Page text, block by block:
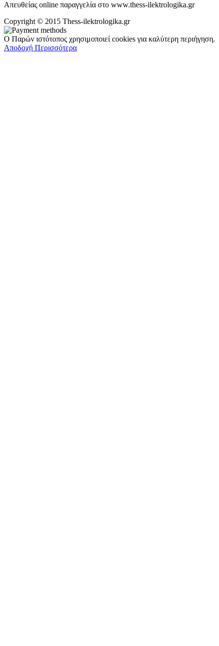
Απευθείας online παραγγελία στο www.thess-ilektrologika.gr
Copyright © 2015 Thess-ilektrologika.gr
Ο Παρών ιστότοπος χρησιμοποιεί cookies για καλύτερη περιήγηση.
Αποδοχή Περισσότερα